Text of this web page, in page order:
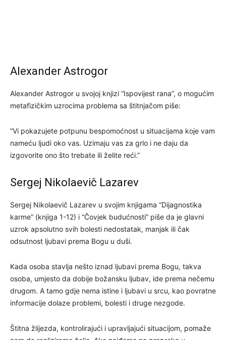
Alexander Astrogor
Alexander Astrogor u svojoj knjizi “Ispovijest rana”, o mogućim
metafizičkim uzroсima problema sa štitnjačom piše:
“Vi pokazujete potpunu bespomoćnost u situacijama koje vam
nameću ljudi oko vas. Uzimaju vas za grlo i ne daju da
izgovorite ono što trebate ili želite reći.”
Sergej Nikolaevič Lazarev
Sergej Nikolaevič Lazarev u svojim knjigama “Dijagnostika
karme” (knjiga 1-12) i “Čovjek budućnosti” piše da je glavni
uzrok apsolutno svih bolesti nedostatak, manjak ili čak
odsutnost ljubavi prema Bogu u duši.
Kada osoba stavlja nešto iznad ljubavi prema Bogu, takva
osoba, umjesto da dobije božansku ljubav, ide prema nečemu
drugom. A tamo gdje nema istine i ljubavi u srcu, kao povratne
informacije dolaze problemi, bolesti i druge nezgode.
Štitna žlijezda, kontrolirajući i upravljajući situacijom, pomaže